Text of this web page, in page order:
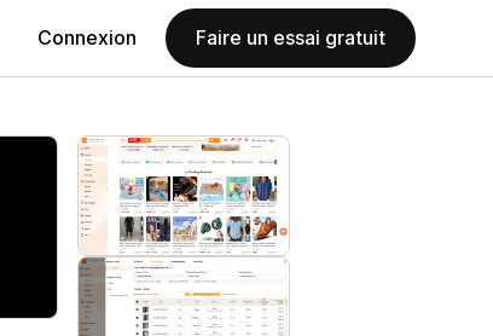
Connexion Faire un essai gratuit